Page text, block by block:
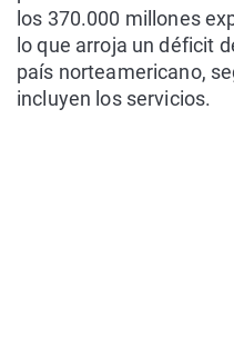
los 370.000 millones
lo que arroja un déficit
país norteamericano,
incluyen los servicios.